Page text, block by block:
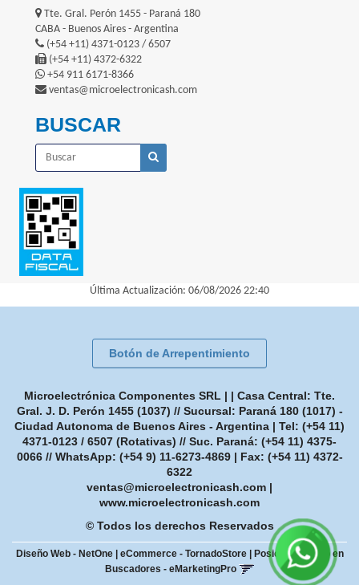
Tte. Gral. Perón 1455 - Paraná 180
CABA - Buenos Aires - Argentina
(+54 +11) 4371-0123 / 6507
(+54 +11) 4372-6322
+54 911 6171-8366
ventas@microelectronicash.com
BUSCAR
Última Actualización: 06/08/2026 22:40
Botón de Arrepentimiento
Microelectrónica Componentes SRL | | Casa Central: Tte.
Gral. J. D. Perón 1455 (1037) // Sucursal: Paraná 180 (1017) -
Ciudad Autonoma de Buenos Aires - Argentina | Tel: (+54 11)
4371-0123 / 6507 (Rotativas) // Suc. Paraná: (+54 11) 4375-
0066 // WhatsApp: (+54 9) 11-6273-4869| Fax: (+54 11) 4372-
6322
ventas@microelectronicash.com |
www.microelectronicash.com
© Todos los derechos Reservados
Diseño Web - NetOne| eCommerce - TornadoStore| Posicionamiento en
Buscadores - eMarketingPro